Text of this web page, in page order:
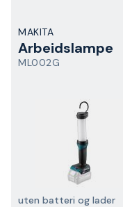
MAKITA
Arbeidslampe
ML002G
uten batteri og lader